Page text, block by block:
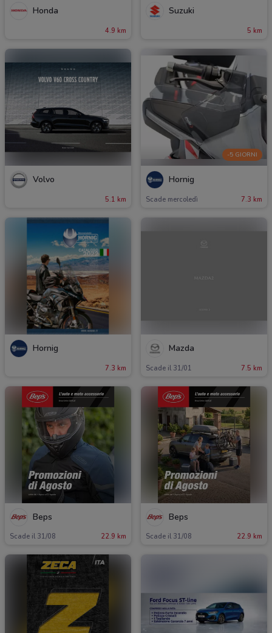
Honda
4.9 km
Suzuki
5 km
Volvo
5.1 km
-5 GIORNI
Hornig
Scade mercoledì 7.3 km
Hornig
7.3 km
Mazda
Scade il 31/01 7.5 km
Beps
Scade il 31/08 22.9 km
Beps
Scade il 31/08 22.9 km